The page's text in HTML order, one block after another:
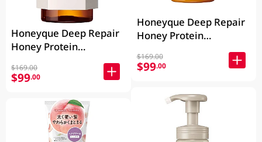
Honeyque Deep Repair
Honey Protein
$169.00
$99.00
Honeyque Deep Repair
Honey Protein
$169.00
$99.00